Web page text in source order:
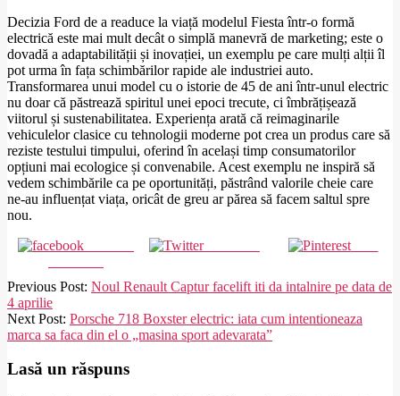
Decizia Ford de a readuce la viață modelul Fiesta într-o formă
electrică este mai mult decât o simplă manevră de marketing; este o
dovadă a adaptabilității și inovației, un exemplu pe care mulți alții îl
pot urma în fața schimbărilor rapide ale industriei auto.
Transformarea unui model cu o istorie de 45 de ani într-unul electric
nu doar că păstrează spiritul unei epoci trecute, ci îmbrățișează
viitorul și sustenabilitatea. Experiența arată că reimaginarile
vehiculelor clasice cu tehnologii moderne pot crea un produs care să
reziste testului timpului, oferind în același timp consumatorilor
opțiuni mai ecologice și convenabile. Acest exemplu ne inspiră să
vedem schimbările ca pe oportunități, păstrând valorile cheie care
ne-au influențat viața, oricât de greu ar părea să facem saltul spre
nou.
Post on X Save
2024-
02-
27
Previous Post: Noul Renault Captur facelift iti da intalnire pe data de
4 aprilie
Next Post: Porsche 718 Boxster electric: iata cum intentioneaza
marca sa faca din el o „masina sport adevarata”
Lasă un răspuns